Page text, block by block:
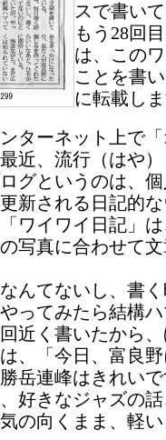
スで書い
もう28回
は、この
ことを書
に転載し
ターネット上で
近、流行（はや
グというのは、
新される日記的
ワイワイ日記」
写真に合わせて
んてないし、書
ってみたら結構
近く書いたから
、「今日、富良
岳連峰はきれい
好きなジャズの
の向くまま、軽